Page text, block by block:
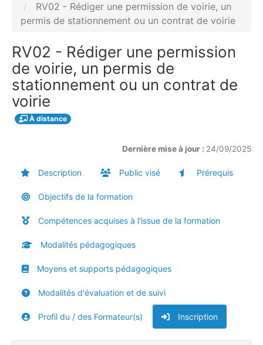
RV02 - Rédiger une permission de voirie, un
permis de stationnement ou un contrat de voirie
RV02 - Rédiger une permission
de voirie, un permis de
stationnement ou un contrat de
voirie
À distance
Dernière mise à jour : 24/09/2025
Description Public visé Prérequis
Objectifs de la formation
Compétences acquises à l'issue de la formation
Modalités pédagogiques
Moyens et supports pédagogiques
Modalités d'évaluation et de suivi
Profil du / des Formateur(s) Inscription